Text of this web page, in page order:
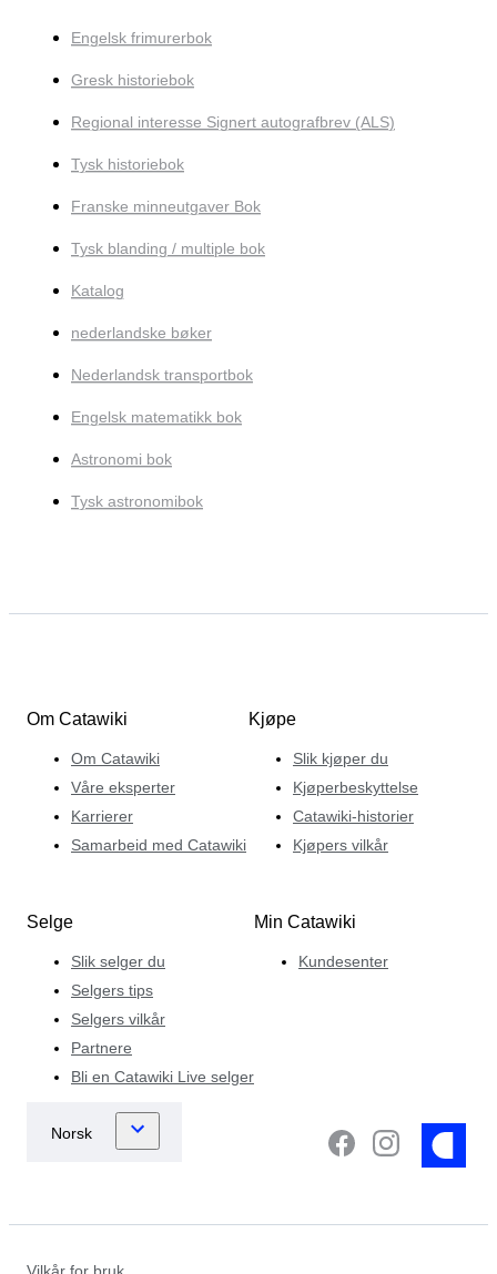
Engelsk frimurerbok
Gresk historiebok
Regional interesse Signert autografbrev (ALS)
Tysk historiebok
Franske minneutgaver Bok
Tysk blanding / multiple bok
Katalog
nederlandske bøker
Nederlandsk transportbok
Engelsk matematikk bok
Astronomi bok
Tysk astronomibok
Om Catawiki
Om Catawiki
Våre eksperter
Karrierer
Samarbeid med Catawiki
Kjøpe
Slik kjøper du
Kjøperbeskyttelse
Catawiki-historier
Kjøpers vilkår
Selge
Slik selger du
Selgers tips
Selgers vilkår
Partnere
Bli en Catawiki Live selger
Min Catawiki
Kundesenter